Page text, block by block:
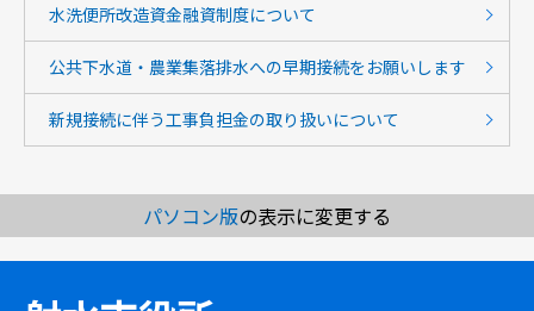
水洗便所改造資金融資制度について
公共下水道・農業集落排水への早期接続をお願いします
新規接続に伴う工事負担金の取り扱いについて
パソコン版の表示に変更する